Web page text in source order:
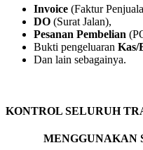
Invoice (Faktur
DO (Surat Jalan),
Pesanan Pembelian
Bukti pengeluaran Kas/
Dan lain sebagainya.
KONTROL SELURUH
MENGGUNAKAN